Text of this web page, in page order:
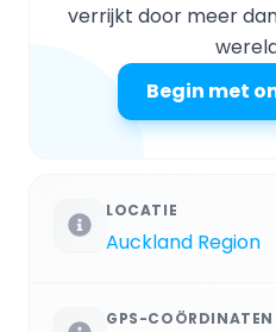
verrijkt door meer
Begin met
LOCATIE
Auckland Region
GPS-COÖRDINATEN